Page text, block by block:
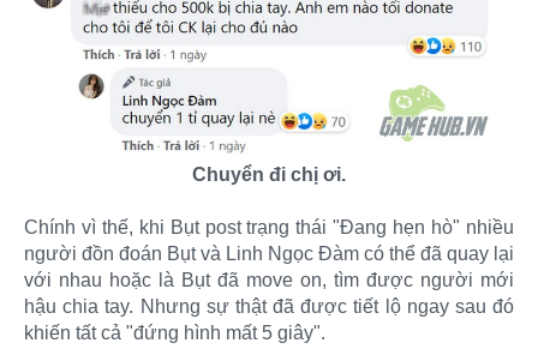
Chuyển đi chị ơi.
Chính vì thế, khi Bụt post trạng thái "Đang hẹn hò" nhiều
người đồn đoán Bụt và Linh Ngọc Đàm có thể đã quay lại
với nhau hoặc là Bụt đã move on, tìm được người mới
hậu chia tay. Nhưng sự thật đã được tiết lộ ngay sau đó
khiến tất cả "đứng hình mất 5 giây".